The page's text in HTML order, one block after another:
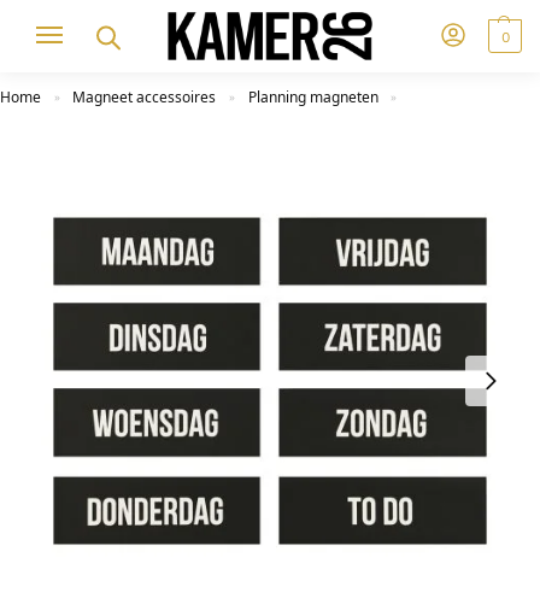
0
Home » Magneet accessoires » Planning magneten »